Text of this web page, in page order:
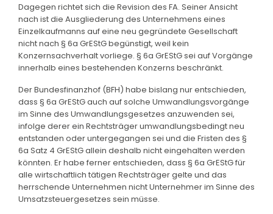
Dagegen richtet sich die Revision des FA. Seiner Ansicht
nach ist die Ausgliederung des Unternehmens eines
Einzelkaufmanns auf eine neu gegründete Gesellschaft
nicht nach § 6a GrEStG begünstigt, weil kein
Konzernsachverhalt vorliege. § 6a GrEStG sei auf Vorgänge
innerhalb eines bestehenden Konzerns beschränkt.
Der Bundesfinanzhof (BFH) habe bislang nur entschieden,
dass § 6a GrEStG auch auf solche Umwandlungsvorgänge
im Sinne des Umwandlungsgesetzes anzuwenden sei,
infolge derer ein Rechtsträger umwandlungsbedingt neu
entstanden oder untergegangen sei und die Fristen des §
6a Satz 4 GrEStG allein deshalb nicht eingehalten werden
könnten. Er habe ferner entschieden, dass § 6a GrEStG für
alle wirtschaftlich tätigen Rechtsträger gelte und das
herrschende Unternehmen nicht Unternehmer im Sinne des
Umsatzsteuergesetzes sein müsse.